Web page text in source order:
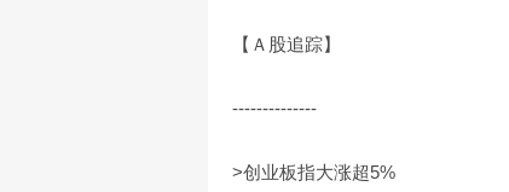
【Ａ股追踪】
--------------
>创业板指大涨超5%